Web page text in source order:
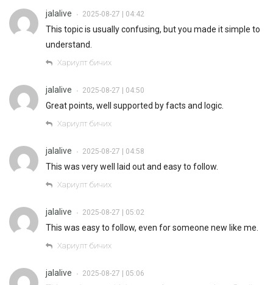
jalalive • 2025-08-27 | 04:42
This topic is usually confusing, but you made it simple to
understand.
Хариулт бичих
jalalive • 2025-08-27 | 04:50
Great points, well supported by facts and logic.
Хариулт бичих
jalalive • 2025-08-27 | 04:58
This was very well laid out and easy to follow.
Хариулт бичих
jalalive • 2025-08-27 | 05:02
This was easy to follow, even for someone new like me.
Хариулт бичих
jalalive • 2025-08-27 | 05:06